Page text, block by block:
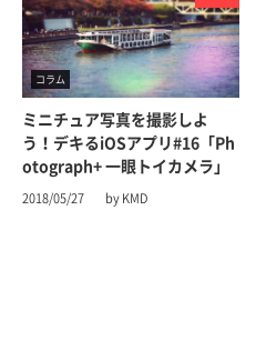
コラム
ミニチュア写真を撮影しよ
う！デキるiOSアプリ#16「Ph
otograph+ 一眼トイカメラ」
2018/05/27 by KMD